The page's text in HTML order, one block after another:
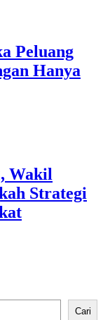
Peluang
Hanya
Wakil
Strategi
Cari